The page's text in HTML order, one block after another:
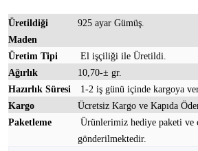
Üretildiği
Maden
925 ayar Gümüş.
Üretim Tipi
El işçiliği ile Üretildi.
Ağırlık
10,70-± gr.
Hazırlık Süresi
1-2 iş günü içinde kargoya
Kargo
Ücretsiz Kargo ve Kapıda
Paketleme
Ürünlerimiz hediye paketi ve
gönderilmektedir.